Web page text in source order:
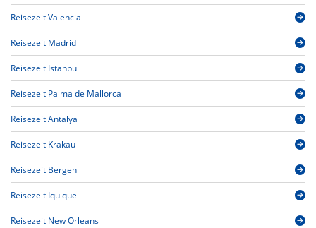
Reisezeit Valencia
Reisezeit Madrid
Reisezeit Istanbul
Reisezeit Palma de Mallorca
Reisezeit Antalya
Reisezeit Krakau
Reisezeit Bergen
Reisezeit Iquique
Reisezeit New Orleans